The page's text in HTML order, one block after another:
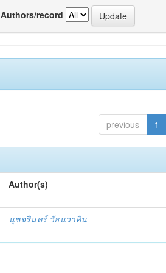
Authors/record
previous 1
Author(s)
นุชจรินทร์ วัธนวาทิน